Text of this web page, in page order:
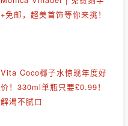
+免邮，超美首饰等你来挑！
Vita Coco椰子水惊现年度好
价！330ml单瓶只要£0.99！
解渴不腻口